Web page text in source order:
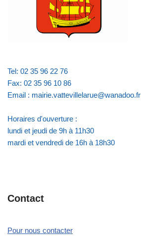
Tel: 02 35 96 22 76
Fax: 02 35 96 10 86
Email : mairie.vattevillelarue@wanadoo.fr
Horaires d'ouverture :
lundi et jeudi de 9h à 11h30
mardi et vendredi de 16h à 18h30
Contact
Pour nous contacter